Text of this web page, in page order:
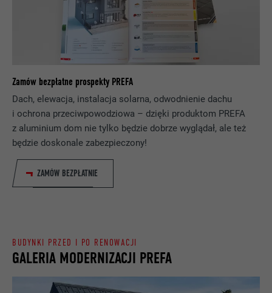
Zamów bezpłatne prospekty PREFA
Dach, elewacja, instalacja solarna, odwodnienie dachu
i ochrona przeciwpowodziowa – dzięki produktom PREFA
z aluminium dom nie tylko będzie dobrze wyglądał, ale też
będzie doskonale zabezpieczony!
ZAMÓW BEZPŁATNIE
GALERIA MODERNIZACJI PREFA
BUDYNKI PRZED I PO RENOWACJI
Rejestruje jednoznaczny identyfikator,
stosowany do generowania danych do
ponownego korzystania z witryny przez
odwiedzających.
NAZWA _gaexp
Google Optimize
PROCEDURA 90 dni
Jest stosowany testowo do sprawdzenia,
lang
DOSTAWCA
PROCEDURA Sesja
CEL
Zapisuje wersję językową witryny
wybraną przez użytkownika.
NAZWA lang
CEL
zawiera wstawione okno „Obserwuj nas”.